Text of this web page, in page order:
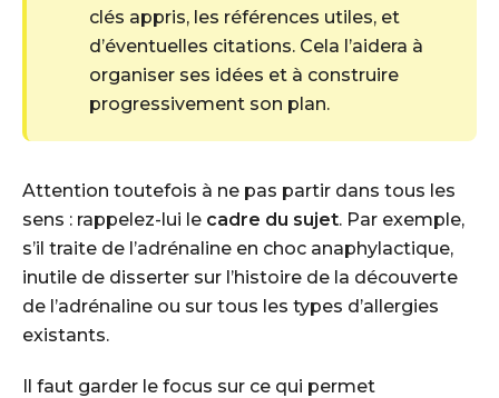
clés appris, les références utiles, et
d’éventuelles citations. Cela l’aidera à
organiser ses idées et à construire
progressivement son plan.
Attention toutefois à ne pas partir dans tous les
sens : rappelez-lui le cadre du sujet. Par exemple,
s’il traite de l’adrénaline en choc anaphylactique,
inutile de disserter sur l’histoire de la découverte
de l’adrénaline ou sur tous les types d’allergies
existants.
Il faut garder le focus sur ce qui permet